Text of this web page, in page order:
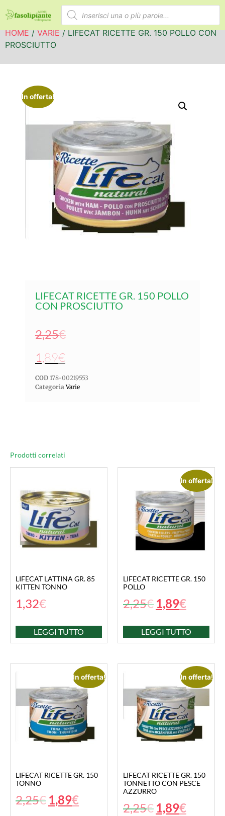
HOME/VARIE/ LIFECAT RICETTE GR. 150 POLLO CON
PROSCIUTTO
In offerta!
LIFECAT RICETTE GR. 150 POLLO
CON PROSCIUTTO
2,25€
1,89€
COD 178-00219553
Categoria Varie
Prodotti correlati
LIFECAT LATTINA GR. 85
KITTEN TONNO
1,32€
LEGGI TUTTO
In offerta!
LIFECAT RICETTE GR. 150
POLLO
2,25€ 1,89€
LEGGI TUTTO
In offerta!
LIFECAT RICETTE GR. 150
TONNO
2,25€ 1,89€
In offerta!
LIFECAT RICETTE GR. 150
TONNETTO CON PESCE
AZZURRO
2,25€ 1,89€